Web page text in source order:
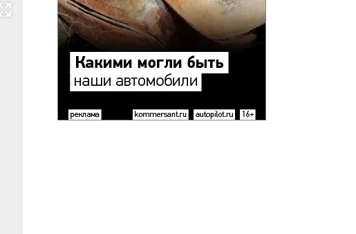
Развернуть на весь экран
Фото: